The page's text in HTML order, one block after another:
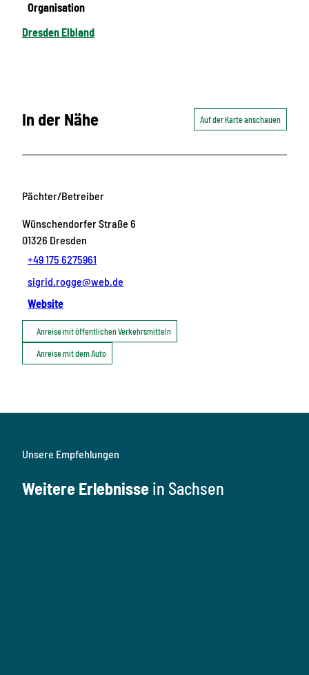
Organisation
Dresden Elbland
In der Nähe Auf der Karte anschauen
Pächter/Betreiber
Wünschendorfer Straße 6
01326 Dresden
+49 175 6275961
sigrid.rogge@web.de
Website
Anreise mit öffentlichen Verkehrsmitteln
Anreise mit dem Auto
Unsere Empfehlungen
Weitere Erlebnisse in Sachsen